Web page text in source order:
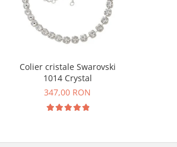
Colier cristale Swarovski
1014 Crystal
347,00 RON